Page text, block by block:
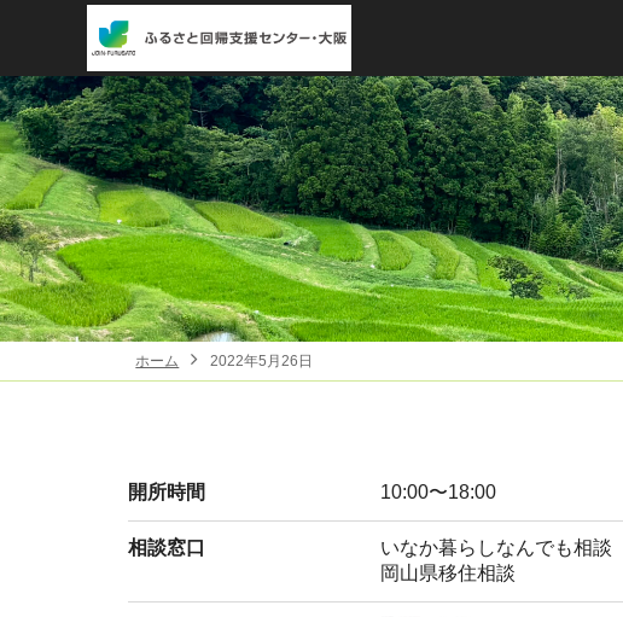
ホーム 2022年5月26日
開所時間 10:00〜18:00
相談窓口
いなか暮らしなんでも相談
岡山県移住相談